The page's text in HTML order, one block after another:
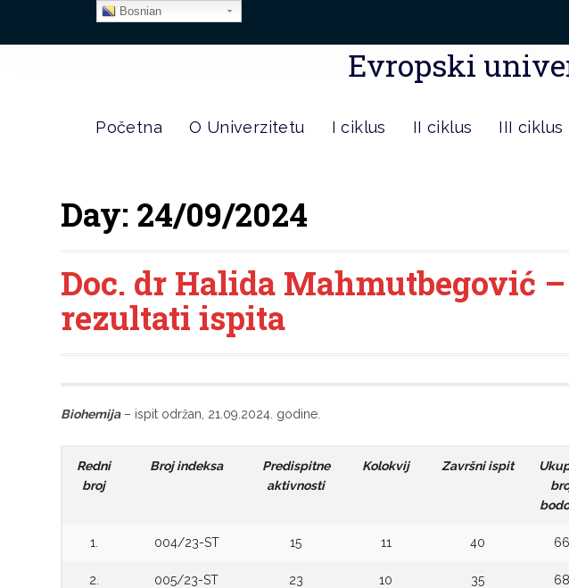
Evropski
Početna O Univerzitetu I ciklus II ciklus III ciklus
Day: 24/09/2024
Doc. dr Halida Mahmutbegović
rezultati ispita
Biohemija– ispit održan, 21.09.2024. godine.
Redni
broj
Broj indeksa
Predispitne
aktivnosti
Kolokvij Završni ispit
1. 004/23-ST 15 11 40 66
2. 005/23-ST 23 10 35 68
Bosnian